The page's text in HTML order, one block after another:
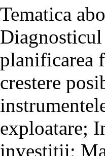
Tematica
planificarea
crestere
exploatare;
investitii;